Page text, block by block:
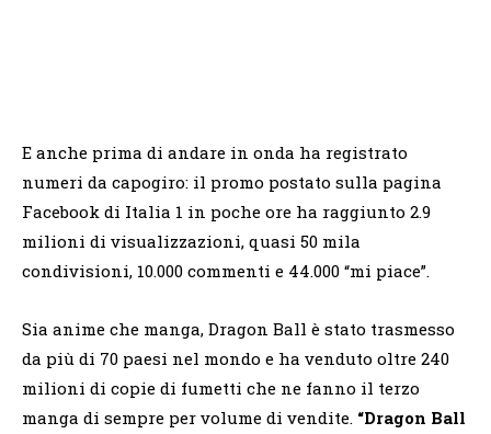
E anche prima di andare in onda ha registrato
numeri da capogiro: il promo postato sulla pagina
Facebook di Italia 1 in poche ore ha raggiunto 2.9
milioni di visualizzazioni, quasi 50 mila
condivisioni, 10.000 commenti e 44.000 “mi piace”.
Sia anime che manga, Dragon Ball è stato trasmesso
da più di 70 paesi nel mondo e ha venduto oltre 240
milioni di copie di fumetti che ne fanno il terzo
manga di sempre per volume di vendite. “Dragon Ball